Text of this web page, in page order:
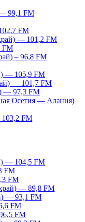
99,1 FM
FM
— 101,2 FM
FM
– 96,8 FM
— 105,9 FM
— 101,7 FM
— 97,3 FM
Осетия — Алания)
103,2 FM
— 104,5 FM
FM
FM
— 89,8 FM
— 93,1 FM
FM
FM